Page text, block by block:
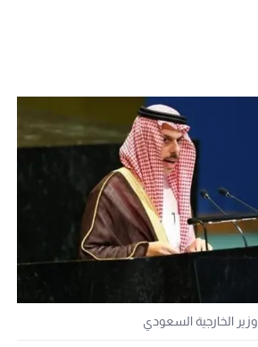
وزير الخارجية السعودي